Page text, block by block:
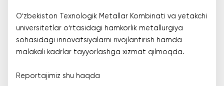
Oʻzbekiston Texnologik Metallar Kombinati va yetakchi
universitetlar oʻrtasidagi hamkorlik metallurgiya
sohasidagi innovatsiyalarni rivojlantirish hamda
malakali kadrlar tayyorlashga xizmat qilmoqda.
Reportajimiz shu haqda